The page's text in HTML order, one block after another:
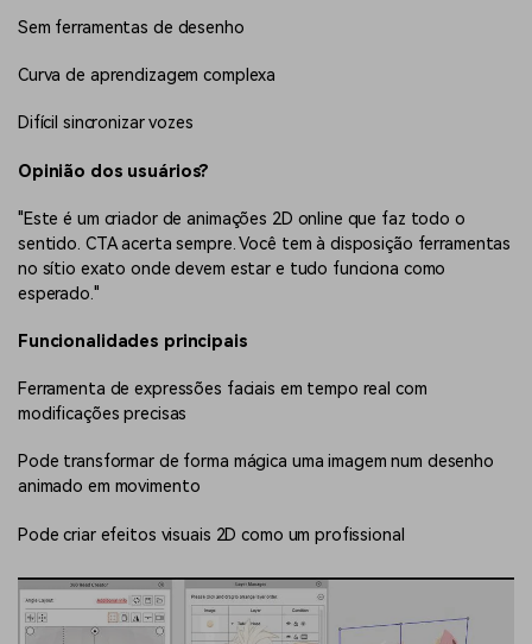
Sem ferramentas de desenho
Curva de aprendizagem complexa
Difícil sincronizar vozes
Opinião dos usuários?
"Este é um criador de animações 2D online que faz todo o
sentido. CTA acerta sempre. Você tem à disposição ferramentas
no sítio exato onde devem estar e tudo funciona como
esperado."
Funcionalidades principais
Ferramenta de expressões faciais em tempo real com
modificações precisas
Pode transformar de forma mágica uma imagem num desenho
animado em movimento
Pode criar efeitos visuais 2D como um profissional